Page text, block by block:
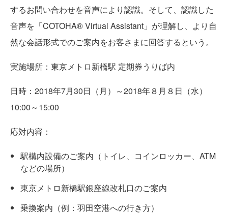
するお問い合わせを音声により認識。そして、認識した
音声を「COTOHA® Virtual Assistant」が理解し、より自
然な会話形式でのご案内をお客さまに回答するという。
実施場所：東京メトロ新橋駅 定期券うりば内
日時：2018年7月30日（月）～2018年８月８日（水）
10:00～15:00
応対内容：
駅構内設備のご案内（トイレ、コインロッカー、ATM
などの場所）
東京メトロ新橋駅銀座線改札口のご案内
乗換案内（例：羽田空港への行き方）